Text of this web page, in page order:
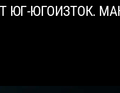
ЮГ-ЮГОИЗТОК.